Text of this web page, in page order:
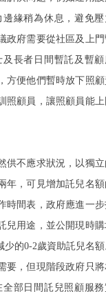
緣稍為休息，避免壓
政府需要從社區及上
長者日間暫託及暫顧
方便他們暫時放下照
照顧員，讓照顧員能
供不應求狀況，以獨
年，可見增加託兒名
時間表，政府應進一
兒用途，並公開現時
的0-2歲資助託兒名
要，但現階段政府只
部日間託兒照顧服務